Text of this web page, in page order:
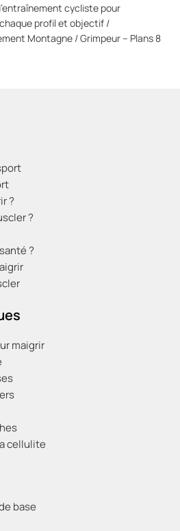
cycliste pour
profil et objectif /
Montagne / Grimpeur – Plans 8
?
?
?
maigrir
cellulite
base